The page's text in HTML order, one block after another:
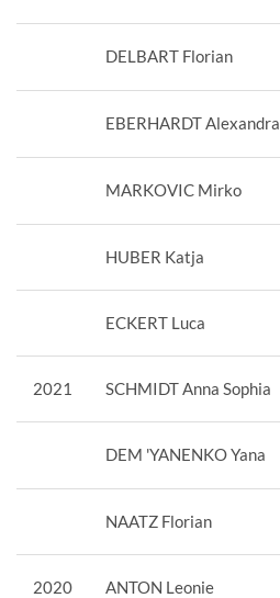
DELBART Florian
EBERHARDT Alexandra
MARKOVIC Mirko
HUBER Katja
ECKERT Luca
2021 SCHMIDT Anna Sophia
DEM 'YANENKO Yana
NAATZ Florian
2020 ANTON Leonie